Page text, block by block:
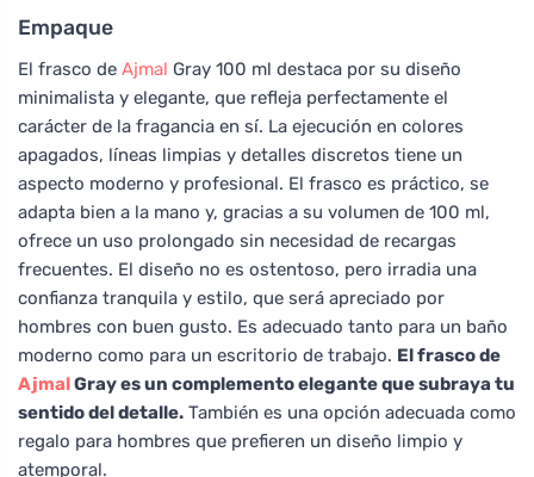
Empaque
El frasco de Ajmal Gray 100 ml destaca por su diseño
minimalista y elegante, que refleja perfectamente el
carácter de la fragancia en sí. La ejecución en colores
apagados, líneas limpias y detalles discretos tiene un
aspecto moderno y profesional. El frasco es práctico, se
adapta bien a la mano y, gracias a su volumen de 100 ml,
ofrece un uso prolongado sin necesidad de recargas
frecuentes. El diseño no es ostentoso, pero irradia una
confianza tranquila y estilo, que será apreciado por
hombres con buen gusto. Es adecuado tanto para un baño
moderno como para un escritorio de trabajo. El frasco de
AjmalGray es un complemento elegante que subraya tu
sentido del detalle. También es una opción adecuada como
regalo para hombres que prefieren un diseño limpio y
atemporal.